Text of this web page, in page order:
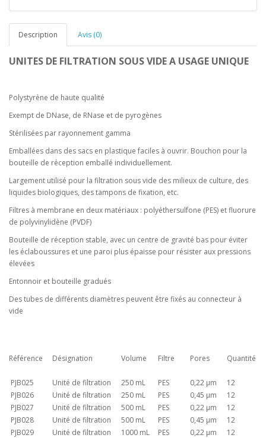
Description Avis (0)
UNITES DE FILTRATION SOUS VIDE A USAGE UNIQUE
Polystyrène de haute qualité
Exempt de DNase, de RNase et de pyrogènes
Stérilisées par rayonnement gamma
Emballées dans des sacs en plastique faciles à ouvrir. Bouchon pour la
bouteille de réception emballé individuellement.
Largement utilisé pour la filtration sous vide des milieux de culture, des
liquides biologiques, des tampons de fixation, etc.
Filtres à membrane en deux matériaux : polyéthersulfone (PES) et fluorure
de polyvinylidène (PVDF)
Bouteille de réception stable, avec un centre de gravité bas pour éviter
les éclaboussures et une paroi plus épaisse pour résister aux pressions
élevées
Entonnoir et bouteille gradués
Des tubes de différents diamètres peuvent être fixés au connecteur à
vide
Référence Désignation Volume Filtre Pores Quantité
PJB025 Unité de filtration 250 mL PES 0,22 µm
12
PJB026
Unité de filtration 250 mL PES 0,45 µm
12
PJB027
Unité de filtration 500 mL PES 0,22 µm
12
PJB028
Unité de filtration 500 mL PES 0,45 µm
12
PJB029
Unité de filtration 1000 mL PES 0,22 µm
12